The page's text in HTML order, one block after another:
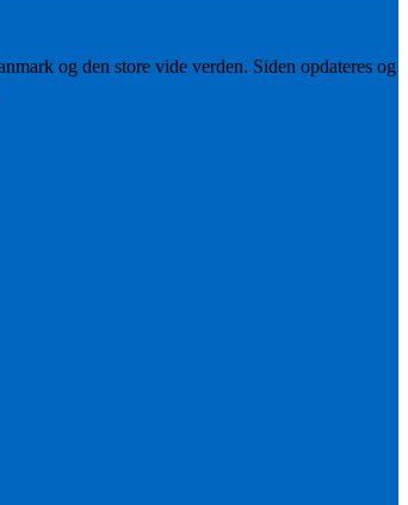
og den store vide verden. Siden opdateres og